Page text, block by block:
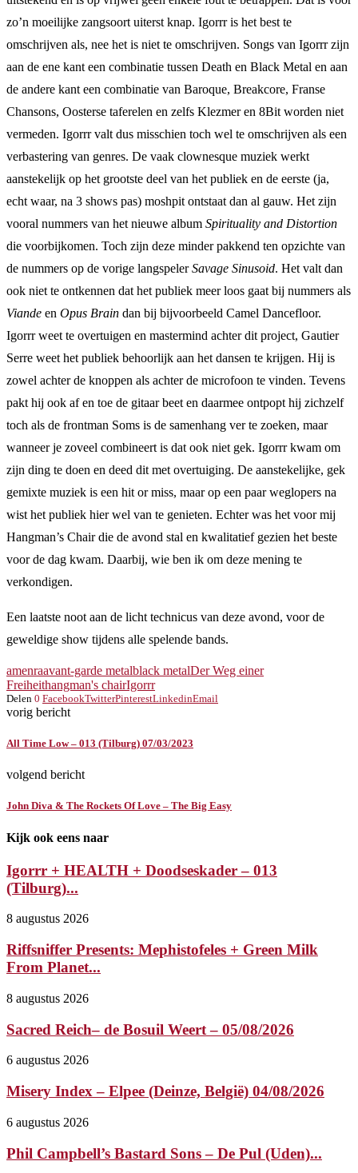
zo’n moeilijke zangsoort uiterst knap. Igorrr is het best te
omschrijven als, nee het is niet te omschrijven. Songs van Igorrr zijn
aan de ene kant een combinatie tussen Death en Black Metal en aan
de andere kant een combinatie van Baroque, Breakcore, Franse
Chansons, Oosterse taferelen en zelfs Klezmer en 8Bit worden niet
vermeden. Igorrr valt dus misschien toch wel te omschrijven als een
verbastering van genres. De vaak clownesque muziek werkt
aanstekelijk op het grootste deel van het publiek en de eerste (ja,
echt waar, na 3 shows pas) moshpit ontstaat dan al gauw. Het zijn
vooral nummers van het nieuwe album Spirituality and Distortion
die voorbijkomen. Toch zijn deze minder pakkend ten opzichte van
de nummers op de vorige langspelerSavage Sinusoid. Het valt dan
ook niet te ontkennen dat het publiek meer loos gaat bij nummers als
Viande en Opus Brain dan bij bijvoorbeeld Camel Dancefloor.
Igorrr weet te overtuigen en mastermind achter dit project, Gautier
Serre weet het publiek behoorlijk aan het dansen te krijgen. Hij is
zowel achter de knoppen als achter de microfoon te vinden. Tevens
pakt hij ook af en toe de gitaar beet en daarmee ontpopt hij zichzelf
toch als de frontman Soms is de samenhang ver te zoeken, maar
wanneer je zoveel combineert is dat ook niet gek. Igorrr kwam om
zijn ding te doen en deed dit met overtuiging. De aanstekelijke, gek
gemixte muziek is een hit or miss, maar op een paar weglopers na
wist het publiek hier wel van te genieten. Echter was het voor mij
Hangman’s Chair die de avond stal en kwalitatief gezien het beste
voor de dag kwam. Daarbij, wie ben ik om deze mening te
verkondigen.
Een laatste noot aan de licht technicus van deze avond, voor de
geweldige show tijdens alle spelende bands.
amenraavant-garde metalblack metalDer Weg einer
Freiheithangman's chairIgorrr
Delen 0 FacebookTwitterPinterestLinkedinEmail
vorig bericht
All Time Low – 013 (Tilburg) 07/03/2023
volgend bericht
John Diva & The Rockets Of Love – The Big Easy
Kijk ook eens naar
Igorrr + HEALTH + Doodseskader – 013
(Tilburg)...
8 augustus 2026
Riffsniffer Presents: Mephistofeles + Green Milk
From Planet...
8 augustus 2026
Sacred Reich– de Bosuil Weert – 05/08/2026
6 augustus 2026
Misery Index – Elpee (Deinze, België) 04/08/2026
6 augustus 2026
Phil Campbell’s Bastard Sons – De Pul (Uden)...